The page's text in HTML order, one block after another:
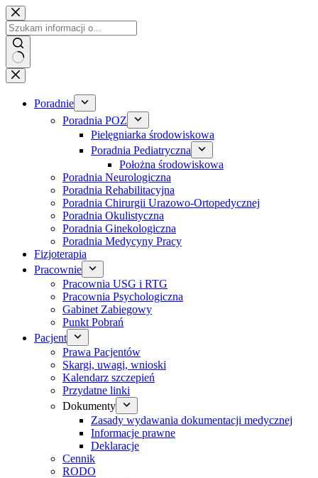
Przejdź
do
treści
Poradnie
Poradnia POZ
Pielęgniarka środowiskowa
Poradnia Pediatryczna
Położna środowiskowa
Poradnia Neurologiczna
Poradnia Rehabilitacyjna
Poradnia Chirurgii Urazowo-Ortopedycznej
Poradnia Okulistyczna
Poradnia Ginekologiczna
Poradnia Medycyny Pracy
Fizjoterapia
Pracownie
Pracownia USG i RTG
Pracownia Psychologiczna
Gabinet Zabiegowy
Punkt Pobrań
Pacjent
Prawa Pacjentów
Skargi, uwagi, wnioski
Kalendarz szczepień
Przydatne linki
Dokumenty
Zasady wydawania dokumentacji medycznej
Informacje prawne
Deklaracje
Cennik
RODO